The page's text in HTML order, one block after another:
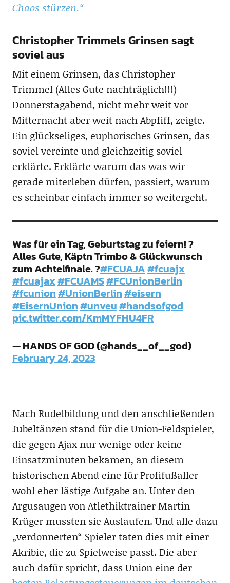
Chaos stürzen.“
Christopher Trimmels Grinsen sagt
soviel aus
Mit einem Grinsen, das Christopher
Trimmel (Alles Gute nachträglich!!!)
Donnerstagabend, nicht mehr weit vor
Mitternacht aber weit nach Abpfiff, zeigte.
Ein glückseliges, euphorisches Grinsen, das
soviel vereinte und gleichzeitig soviel
erklärte. Erklärte warum das was wir
gerade miterleben dürfen, passiert, warum
es scheinbar einfach immer so weitergeht.
Was für ein Tag, Geburtstag zu feiern! ?
Alles Gute, Käptn Trimbo & Glückwunsch
zum Achtelfinale. ?#FCUAJA#fcuajx
#fcuajax#FCUAMS#FCUnionBerlin
#fcunion#UnionBerlin#eisern
#EisernUnion#unveu#handsofgod
pic.twitter.com/KmMYFHU4FR
— HANDS OF GOD (@hands__of__god)
February 24, 2023
Nach Rudelbildung und den anschließenden
Jubeltänzen stand für die Union-Feldspieler,
die gegen Ajax nur wenige oder keine
Einsatzminuten bekamen, an diesem
historischen Abend eine für Profifußaller
wohl eher lästige Aufgabe an. Unter den
Argusaugen von Atlethiktrainer Martin
Krüger mussten sie Auslaufen. Und alle dazu
„verdonnerten“ Spieler taten dies mit einer
Akribie, die zu Spielweise passt. Die aber
auch dafür spricht, dass Union eine der